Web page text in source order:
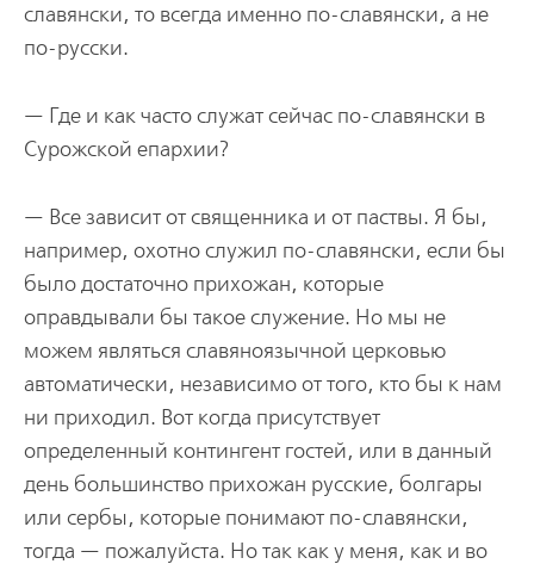
славянски, то всегда именно по-славянски, а не
по-русски.
— Где и как часто служат сейчас по-славянски в
Сурожской епархии?
— Все зависит от священника и от паствы. Я бы,
например, охотно служил по-славянски, если бы
было достаточно прихожан, которые
оправдывали бы такое служение. Но мы не
можем являться славяноязычной церковью
автоматически, независимо от того, кто бы к нам
ни приходил. Вот когда присутствует
определенный контингент гостей, или в данный
день большинство прихожан русские, болгары
или сербы, которые понимают по-славянски,
тогда — пожалуйста. Но так как у меня, как и во